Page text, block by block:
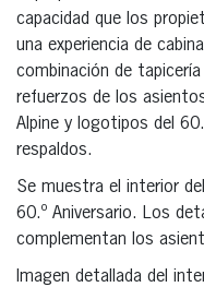
capacidad que los
una experiencia de
combinación de
refuerzos de los
Alpine y logotipos del
respaldos.
Se muestra el interior
60.º Aniversario. Los
complementan los
Imagen detallada del